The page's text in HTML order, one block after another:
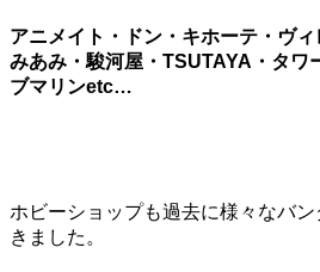
アニメイト・ドン・キホーテ・ヴ
みあみ・駿河屋・TSUTAYA・タワ
ブマリンetc…
ホビーショップも過去に様々なバ
きました。